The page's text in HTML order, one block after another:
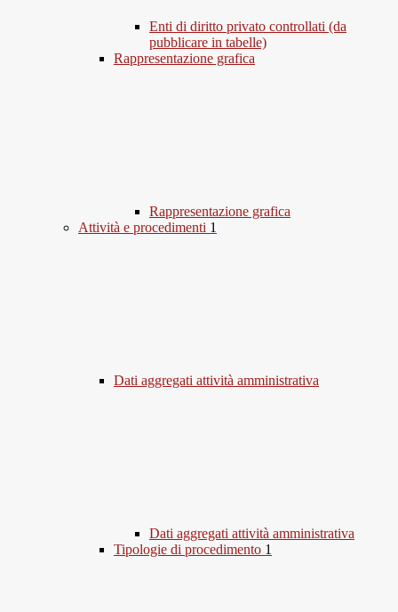
Enti di diritto privato controllati (da
pubblicare in tabelle)
Rappresentazione grafica
Rappresentazione grafica
Attività e procedimenti 1
Dati aggregati attività amministrativa
Dati aggregati attività amministrativa
Tipologie di procedimento 1